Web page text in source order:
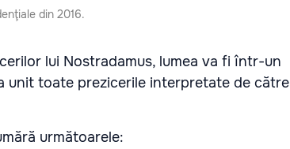
din 2016.
lui Nostradamus, lumea va fi într-un
unit toate prezicerile interpretate de către
următoarele: